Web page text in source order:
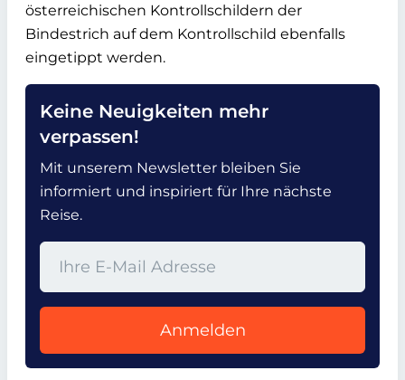
österreichischen Kontrollschildern der
Bindestrich auf dem Kontrollschild ebenfalls
eingetippt werden.
Keine Neuigkeiten mehr
verpassen!
Mit unserem Newsletter bleiben Sie
informiert und inspiriert für Ihre nächste
Reise.
Anmelden